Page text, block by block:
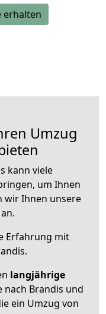
erhalten
Umzug
kann viele
um Ihnen
wir Ihnen unsere
Erfahrung mit
.
langjährige
nach Brandis und
ein Umzug von